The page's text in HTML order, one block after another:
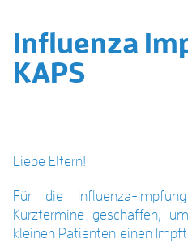
Influenza
KAPS
Liebe Eltern!
Für die Influenza-
Kurztermine geschaffen,
kleinen Patienten einen